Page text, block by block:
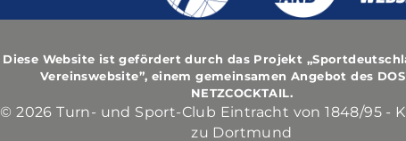
Diese Website ist gefördert durch das Projekt
Vereinswebsite”, einem gemeinsamen Angebot des
NETZCOCKTAIL.
© 2026 Turn- und Sport-Club Eintracht von 1848/95 -
zu Dortmund